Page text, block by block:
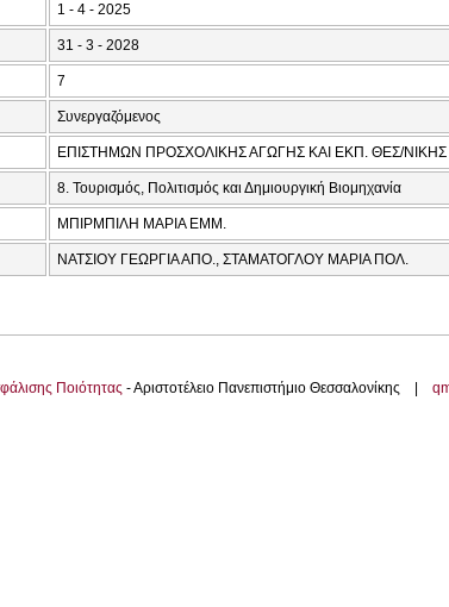
1 - 4 - 2025
31 - 3 - 2028
7
Συνεργαζόμενος
ΕΠΙΣΤΗΜΩΝ ΠΡΟΣΧΟΛΙΚΗΣ ΑΓΩΓΗΣ ΚΑΙ ΕΚΠ. ΘΕΣ/ΝΙΚΗΣ
8. Τουρισμός, Πολιτισμός και Δημιουργική Βιομηχανία
ΜΠΙΡΜΠΙΛΗ ΜΑΡΙΑ ΕΜΜ.
ΝΑΤΣΙΟΥ ΓΕΩΡΓΙΑ ΑΠΟ., ΣΤΑΜΑΤΟΓΛΟΥ ΜΑΡΙΑ ΠΟΛ.
Ποιότητας - Αριστοτέλειο Πανεπιστήμιο Θεσσαλονίκης |